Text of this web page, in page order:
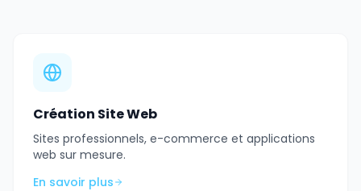
Création Site Web
Sites professionnels, e-commerce et applications
web sur mesure.
En savoir plus